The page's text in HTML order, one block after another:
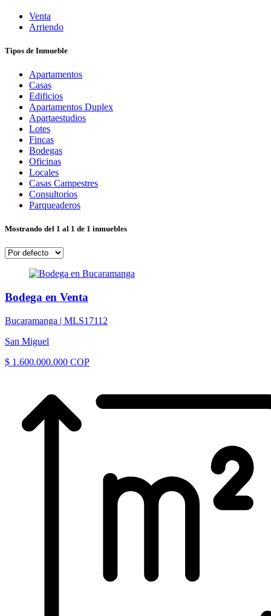
Venta
Arriendo
Tipos de Inmueble
Apartamentos
Casas
Edificios
Apartamentos Duplex
Apartaestudios
Lotes
Fincas
Bodegas
Oficinas
Locales
Casas Campestres
Consultorios
Parqueaderos
Mostrando del 1 al 1 de 1 inmuebles
Bodega en Venta
Bucaramanga | MLS17112
San Miguel
$ 1.600.000.000 COP